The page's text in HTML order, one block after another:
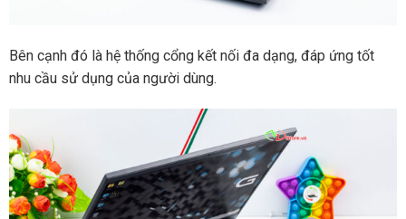
Bên cạnh đó là hệ thống cổng kết nối đa dạng, đáp ứng tốt
nhu cầu sử dụng của người dùng.